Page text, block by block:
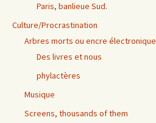
Paris, banlieue Sud.
Culture/Procrastination
Arbres morts ou encre électronique
Des livres et nous
phylactères
Musique
Screens, thousands of them